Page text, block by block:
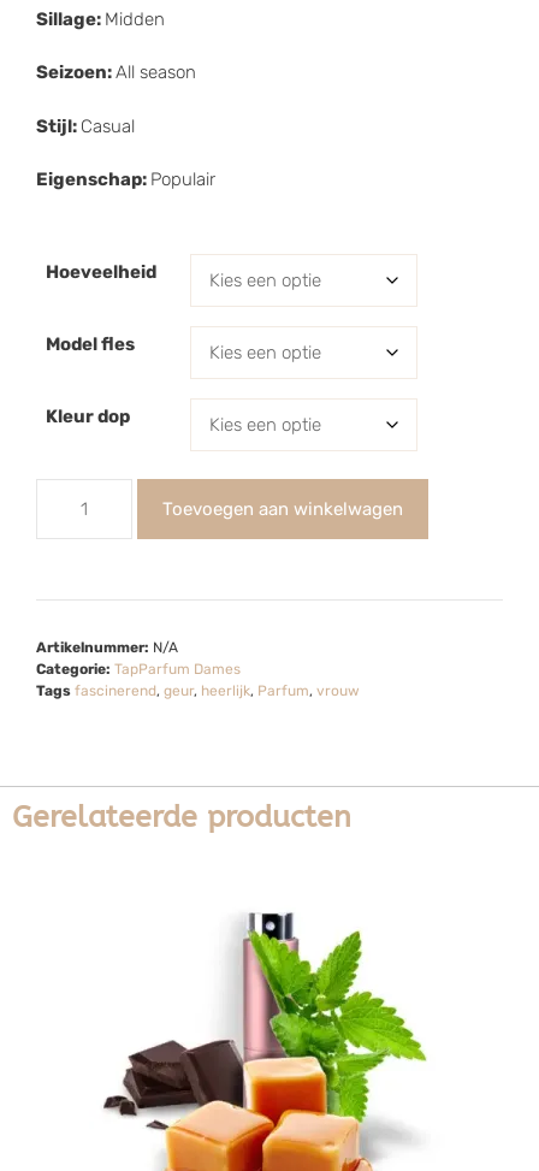
Sillage: Midden
Seizoen:All season
Stijl: Casual
Eigenschap: Populair
Hoeveelheid
Model fles
Kleur dop
Toevoegen aan winkelwagen
Artikelnummer: N/A
Categorie: TapParfum Dames
Tags fascinerend, geur, heerlijk, Parfum, vrouw
Gerelateerde producten